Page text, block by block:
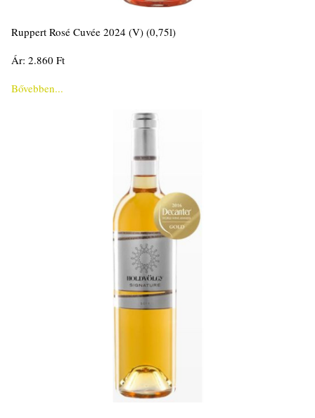
Ruppert Rosé Cuvée 2024 (V) (0,75l)
Ár: 2.860 Ft
Bővebben...